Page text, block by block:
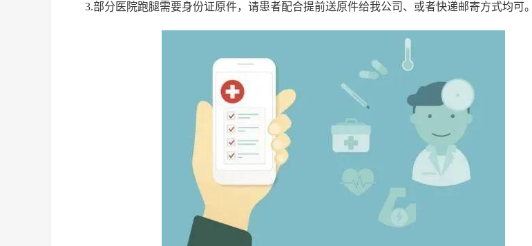
3.部分医院跑腿需要身份证原件，请患者配合提前送原件给我公司、或者快递邮寄方式均可。